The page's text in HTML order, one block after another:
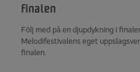
finalen
Följ med på en djupdykning i
Melodifestivalens eget
finalen.